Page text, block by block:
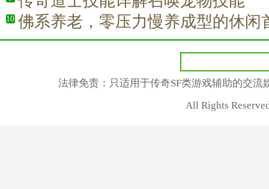
10 佛系养老，零压力慢养成型的休闲
法律免责：只适用于传奇SF类游戏辅助的交
All Rights